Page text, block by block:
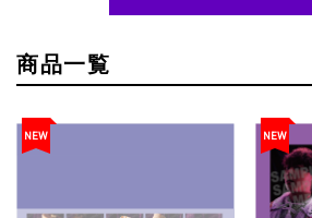
商品一覧
NEW NEW